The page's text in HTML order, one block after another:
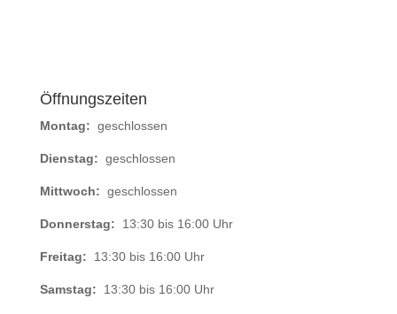
Öffnungszeiten
Montag: geschlossen
Dienstag: geschlossen
Mittwoch: geschlossen
Donnerstag: 13:30 bis 16:00 Uhr
Freitag: 13:30 bis 16:00 Uhr
Samstag: 13:30 bis 16:00 Uhr